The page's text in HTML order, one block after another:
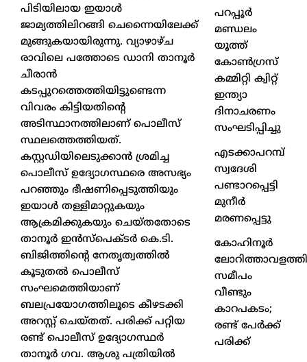
പിടിയിലായ ഇയാള്‍
ജാമ്യത്തിലിറങ്ങി ചെന്നൈയിലേക്ക്
മുങ്ങുകയായിരുന്നു. വ്യാഴാഴ്ച
രാവിലെ പത്തോടെ ഡാനി താനൂര്‍
ചീരാന്‍
കടപ്പുറത്തെത്തിയിട്ടുണ്ടെന്ന
വിവരം കിട്ടിയതിന്റെ
അടിസ്ഥാനത്തിലാണ്‌ പൊലീസ്
സ്ഥലത്തെത്തിയത്.
കസ്റ്റഡിയിലെടുക്കാന്‍ ശ്രമിച്ച
പൊലീസ് ഉദ്യോഗസ്ഥരെ അസഭ്യം
പറഞ്ഞും ഭീഷണിപ്പെടുത്തിയും
ഇയാള്‍ തള്ളിമാറ്റുകയും
ആക്രമിക്കുകയും ചെയ്തതോടെ
താനൂര്‍ ഇന്‍സ്‌പെക്ടര്‍ കെ.ടി.
ബിജിത്തിന്റെ നേതൃത്വത്തില്‍
കൂടുതല്‍ പൊലീസ്
സംഘമെത്തിയാണ്
ബലപ്രയോഗത്തിലൂടെ കീഴടക്കി
അറസ്റ്റ് ചെയ്തത്. പരിക്ക് പറ്റിയ
രണ്ട് പൊലീസ് ഉദ്യോഗസ്ഥര്‍
താനൂര്‍ ഗവ. ആശു പത്രിയില്‍
പറപ്പൂർ
മണ്ഡലം
യൂത്ത്
കോൺഗ്രസ്
കമ്മിറ്റി ക്വിറ്റ്
ഇന്ത്യാ
ദിനാചരണം
സംഘടിപ്പിച്ചു
എടക്കാപറമ്പ്
സ്വദേശി
പണ്ടാറപ്പെട്ടി
മുനീർ
മരണപ്പെട്ടു
കോഹിനൂർ
സമീപം
വീണ്ടും
കാറപകടം;
രണ്ട് പേർക്ക്
പരിക്ക്